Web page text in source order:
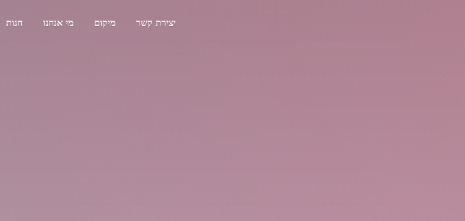
חנות מי אנחנו מיקום יצירת קשר